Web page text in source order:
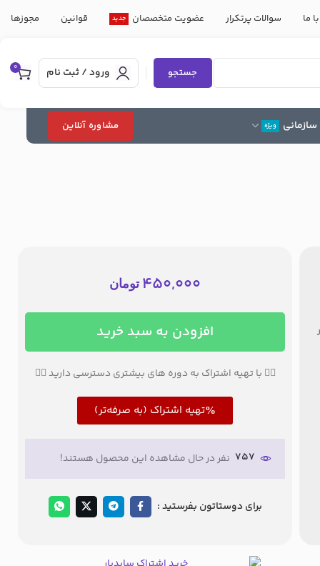
ما سوالات پرتکرار عضویت متخصصان جدید قوانین مجوزها
جستجو ورود / ثبت نام 0
ویژه مشاوره آنلاین
450,000 تومان
افزودن به سبد خرید
👇🏼 با تهیه اشتراک به دوره های بیشتری دسترسی دارید 👇🏼
تهیه اشتراک (به صرفه‌تر)
757 نفر در حال مشاهده این محصول هستند!
برای دوستاتون بفرستید :